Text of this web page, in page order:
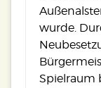
wurde.
Spielraum